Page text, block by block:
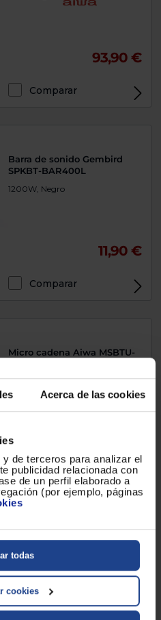
Acerca de las cookies
de terceros para analizar el
publicidad relacionada con
de un perfil elaborado a
(por ejemplo, páginas
todas
cookies
93,90 €
Comparar
Barra de sonido Gembird
SPKBT-BAR400L
1200W, Negro
11,90 €
Comparar
Micro cadena Aiwa MSBTU-
Comparar
HW-B650F
370W, Negro
(3)